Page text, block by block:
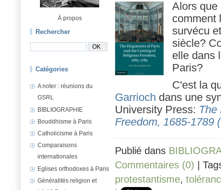
À propos
Rechercher
Catégories
A noter : réunions du
GSRL
BIBLIOGRAPHIE
Bouddhisme à Paris
Catholicisme à Paris
Comparaisons
internationales
Eglises orthodoxes à Paris
Généralités religion et
Alors que
comment
survécu
siècle?
elle dans
Paris?
C'est la
Garrioch dans une
University Press: The
Freedom, 1685-1789
Publié dans
Commentaires (0) |
protestantisme,